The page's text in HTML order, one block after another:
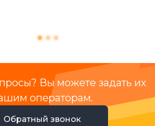
Вы можете задать их
операторам.
Обратный звонок